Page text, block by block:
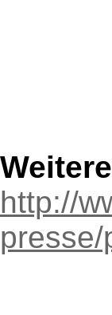
http://